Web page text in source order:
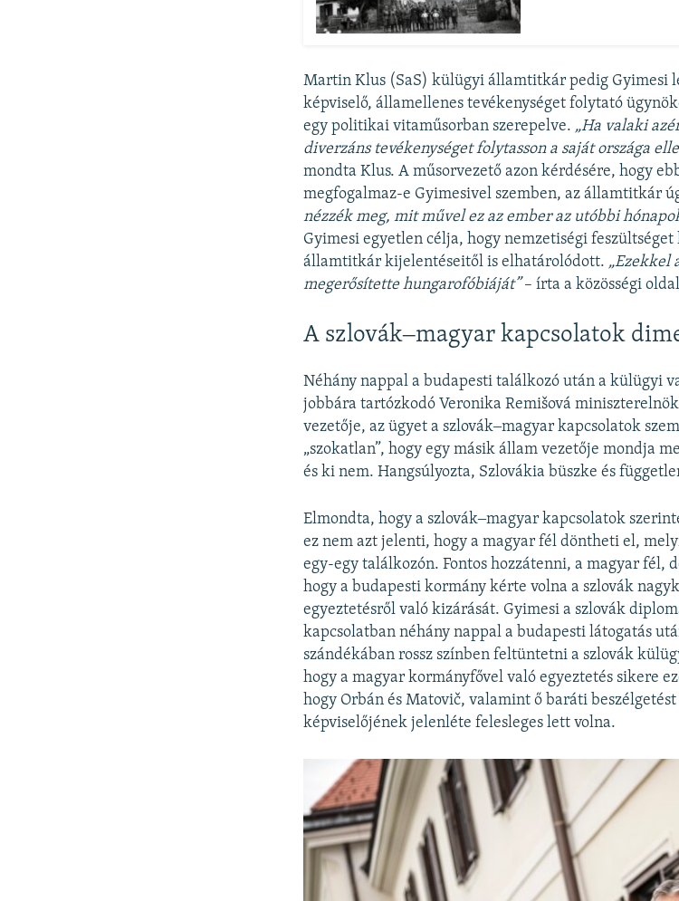
Martin Klus (SaS) külügyi államtitkár pedig Gyimesi
képviselő, államellenes tevékenységet folytató
egy politikai vitaműsorban szerepelve. „Ha valaki
diverzáns tevékenységet folytasson a saját országa
mondta Klus. A műsorvezető azon kérdésére, hogy
megfogalmaz-e Gyimesivel szemben, az államtitkár
nézzék meg, mit művel ez az ember az utóbbi
Gyimesi egyetlen célja, hogy nemzetiségi
államtitkár kijelentéseitől is elhatárolódott. „Ezekkel
megerősítette hungarofóbiáját”– írta a közösségi
A szlovák‒magyar kapcsolatok
Néhány nappal a budapesti találkozó után a külügyi
jobbára tartózkodó Veronika Remišová
vezetője, az ügyet a szlovák‒magyar kapcsolatok
„szokatlan”, hogy egy másik állam vezetője mondja
és ki nem. Hangsúlyozta, Szlovákia büszke és
Elmondta, hogy a szlovák‒magyar kapcsolatok
ez nem azt jelenti, hogy a magyar fél döntheti el,
egy-egy találkozón. Fontos hozzátenni, a magyar fél,
hogy a budapesti kormány kérte volna a szlovák
egyeztetésről való kizárását. Gyimesi a szlovák
kapcsolatban néhány nappal a budapesti látogatás
szándékában rossz színben feltüntetni a szlovák
hogy a magyar kormányfővel való egyeztetés sikere
hogy Orbán és Matovič, valamint ő baráti
képviselőjének jelenléte felesleges lett volna.